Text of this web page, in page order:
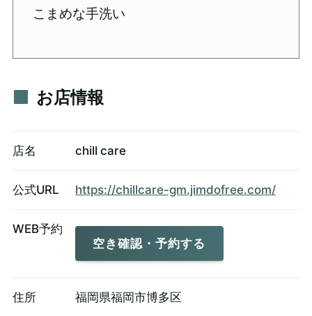
こまめな手洗い
お店情報
店名 chill care
公式URL https://chillcare-gm.jimdofree.com/
WEB予約
空き確認・予約する
住所 福岡県福岡市博多区